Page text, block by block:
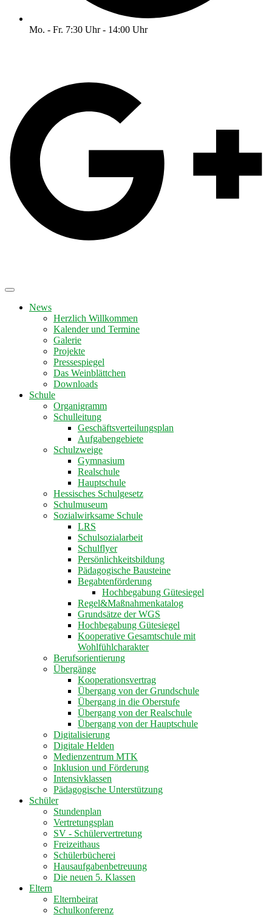
Mo. - Fr. 7:30 Uhr - 14:00 Uhr
News
Herzlich Willkommen
Kalender und Termine
Galerie
Projekte
Pressespiegel
Das Weinblättchen
Downloads
Schule
Organigramm
Schulleitung
Geschäftsverteilungsplan
Aufgabengebiete
Schulzweige
Gymnasium
Realschule
Hauptschule
Hessisches Schulgesetz
Schulmuseum
Sozialwirksame Schule
LRS
Schulsozialarbeit
Schulflyer
Persönlichkeitsbildung
Pädagogische Bausteine
Begabtenförderung
Hochbegabung Gütesiegel
Regel&Maßnahmenkatalog
Grundsätze der WGS
Hochbegabung Gütesiegel
Kooperative Gesamtschule mit
Wohlfühlcharakter
Berufsorientierung
Übergänge
Kooperationsvertrag
Übergang von der Grundschule
Übergang in die Oberstufe
Übergang von der Realschule
Übergang von der Hauptschule
Digitalisierung
Digitale Helden
Medienzentrum MTK
Inklusion und Förderung
Intensivklassen
Pädagogische Unterstützung
Schüler
Stundenplan
Vertretungsplan
SV - Schülervertretung
Freizeithaus
Schülerbücherei
Hausaufgabenbetreuung
Die neuen 5. Klassen
Eltern
Elternbeirat
Schulkonferenz